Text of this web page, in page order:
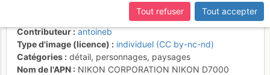
19 oct. 2012 13:30
Contributeur
antoineb
Type d'image (licence)
individuel (CC by-nc-nd)
Catégories
détail, personnages, paysages
Nom de l'APN
NIKON CORPORATION NIKON D7000
Tout refuser
Tout accepter